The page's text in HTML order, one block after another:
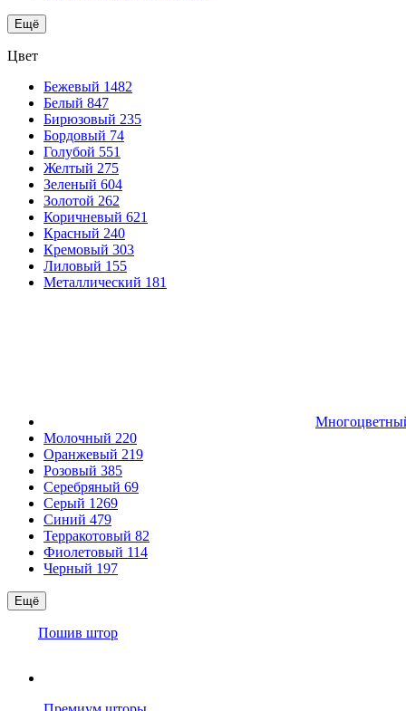
Ещё
Цвет
Бежевый 1482
Белый 847
Бирюзовый 235
Бордовый 74
Голубой 551
Желтый 275
Зеленый 604
Золотой 262
Коричневый 621
Красный 240
Кремовый 303
Лиловый 155
Металлический 181
Молочный 220
Оранжевый 219
Розовый 385
Серебряный 69
Серый 1269
Синий 479
Терракотовый 82
Фиолетовый 114
Черный 197
Ещё
Пошив штор